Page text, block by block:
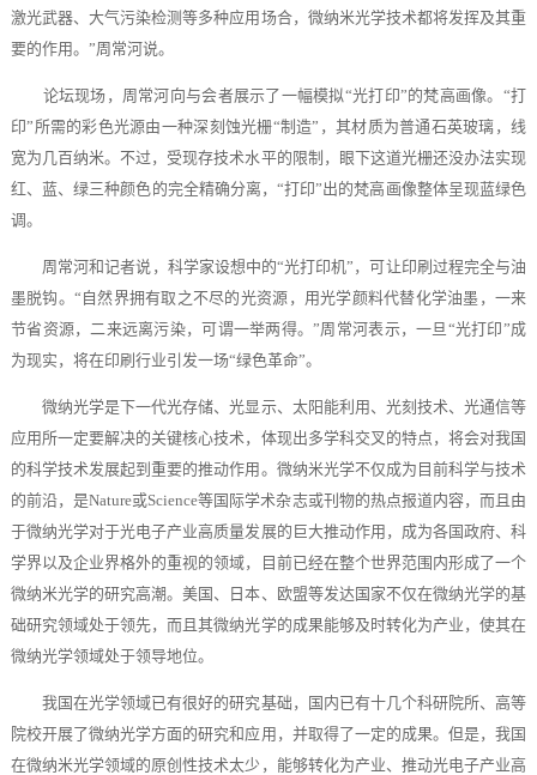
激光武器、大气污染检测等多种应用场合，微纳米光学技术都将发挥及其重
要的作用。”周常河说。
论坛现场，周常河向与会者展示了一幅模拟“光打印”的梵高画像。“打
印”所需的彩色光源由一种深刻蚀光栅“制造”，其材质为普通石英玻璃，线
宽为几百纳米。不过，受现存技术水平的限制，眼下这道光栅还没办法实现
红、蓝、绿三种颜色的完全精确分离，“打印”出的梵高画像整体呈现蓝绿色
调。
周常河和记者说，科学家设想中的“光打印机”，可让印刷过程完全与油
墨脱钩。“自然界拥有取之不尽的光资源，用光学颜料代替化学油墨，一来
节省资源，二来远离污染，可谓一举两得。”周常河表示，一旦“光打印”成
为现实，将在印刷行业引发一场“绿色革命”。
微纳光学是下一代光存储、光显示、太阳能利用、光刻技术、光通信等
应用所一定要解决的关键核心技术，体现出多学科交叉的特点，将会对我国
的科学技术发展起到重要的推动作用。微纳米光学不仅成为目前科学与技术
的前沿，是Nature或Science等国际学术杂志或刊物的热点报道内容，而且由
于微纳光学对于光电子产业高质量发展的巨大推动作用，成为各国政府、科
学界以及企业界格外的重视的领域，目前已经在整个世界范围内形成了一个
微纳米光学的研究高潮。美国、日本、欧盟等发达国家不仅在微纳光学的基
础研究领域处于领先，而且其微纳光学的成果能够及时转化为产业，使其在
微纳光学领域处于领导地位。
我国在光学领域已有很好的研究基础，国内已有十几个科研院所、高等
院校开展了微纳光学方面的研究和应用，并取得了一定的成果。但是，我国
在微纳米光学领域的原创性技术太少，能够转化为产业、推动光电子产业高